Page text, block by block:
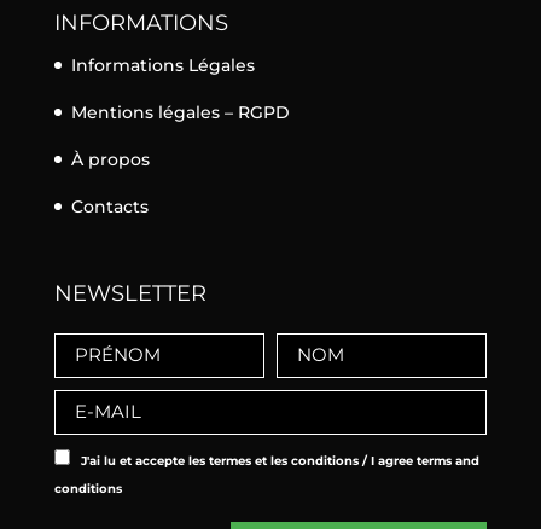
INFORMATIONS
Informations Légales
Mentions légales – RGPD
À propos
Contacts
NEWSLETTER
J'ai lu et accepte les termes et les conditions / I agree terms and
conditions